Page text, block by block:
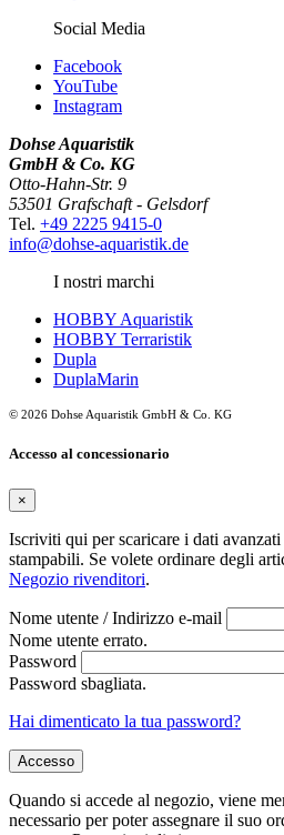
Social Media
Facebook
YouTube
Instagram
Dohse Aquaristik
GmbH & Co. KG
Otto-Hahn-Str. 9
53501 Grafschaft - Gelsdorf
Tel. +49 2225 9415-0
info@dohse-aquaristik.de
I nostri marchi
HOBBY Aquaristik
HOBBY Terraristik
Dupla
DuplaMarin
© 2026 Dohse Aquaristik GmbH & Co. KG
Accesso al concessionario
×
Iscriviti qui per scaricare i dati
stampabili. Se volete ordinare degli
Negozio rivenditori.
Nome utente / Indirizzo e-mail
Nome utente errato.
Password
Password sbagliata.
Hai dimenticato la tua password?
Accesso
Quando si accede al negozio, viene
necessario per poter assegnare il suo